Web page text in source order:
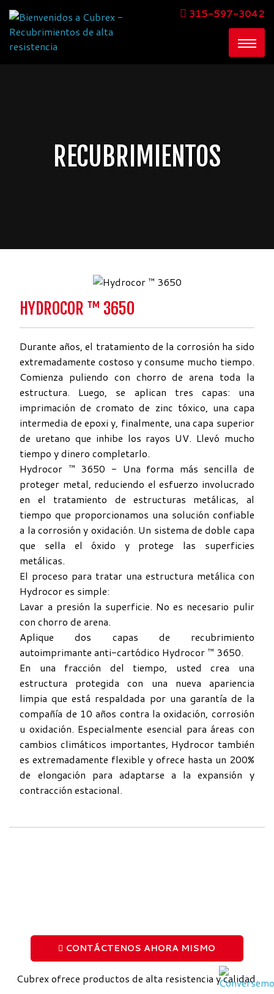
315-597-3042
RECUBRIMIENTOS
HYDROCOR ™ 3650
Durante años, el tratamiento de la corrosión ha sido
extremadamente costoso y consume mucho tiempo.
Comienza puliendo con chorro de arena toda la
estructura. Luego, se aplican tres capas: una
imprimación de cromato de zinc tóxico, una capa
intermedia de epoxi y, finalmente, una capa superior
de uretano que inhibe los rayos UV. Llevó mucho
tiempo y dinero completarlo.
Hydrocor ™ 3650 - Una forma más sencilla de
proteger metal, reduciendo el esfuerzo involucrado
en el tratamiento de estructuras metálicas, al
tiempo que proporcionamos una solución confiable
a la corrosión y oxidación. Un sistema de doble capa
que sella el óxido y protege las superficies
metálicas.
El proceso para tratar una estructura metálica con
Hydrocor es simple:
Lavar a presión la superficie. No es necesario pulir
con chorro de arena.
Aplique dos capas de recubrimiento
autoimprimante anti-cartódico Hydrocor ™ 3650.
En una fracción del tiempo, usted crea una
estructura protegida con una nueva apariencia
limpia que está respaldada por una garantía de la
compañía de 10 años contra la oxidación, corrosión
u oxidación. Especialmente esencial para áreas con
cambios climáticos importantes, Hydrocor también
es extremadamente flexible y ofrece hasta un 200%
de elongación para adaptarse a la expansión y
contracción estacional.
CONTÁCTENOS AHORA MISMO
Cubrex ofrece productos de alta resistencia y calidad.